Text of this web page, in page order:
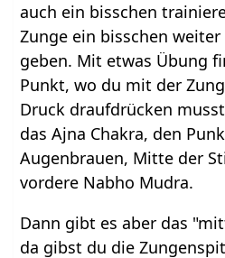
auch ein bisschen
Zunge ein bisschen
geben. Mit etwas Übung
Punkt, wo du mit der
Druck draufdrücken
das Ajna Chakra, den
Augenbrauen, Mitte der
vordere Nabho Mudra.
Dann gibt es aber das
da gibst du die